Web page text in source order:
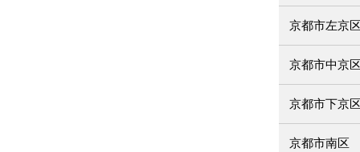
京都市左京区
京都市中京区
京都市下京区
京都市南区